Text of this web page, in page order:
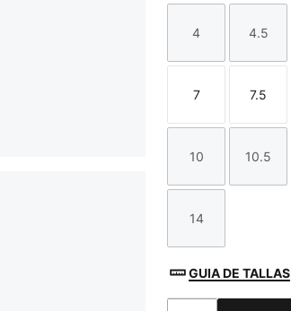
Talla
4
Talla
4.5
Talla
7
Talla
7.5
Talla
10
Talla
10.5
Talla
14
GUIA DE TALLAS